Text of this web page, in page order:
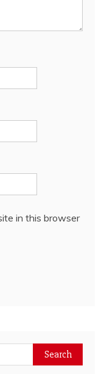
in this browser